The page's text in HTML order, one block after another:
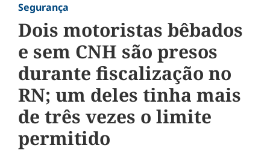
Segurança
Dois motoristas bêbados
e sem CNH são presos
durante fiscalização no
RN; um deles tinha mais
de três vezes o limite
permitido